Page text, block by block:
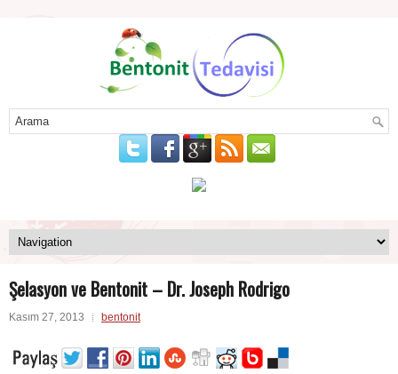
Şelasyon ve Bentonit – Dr. Joseph Rodrigo
Kasım 27, 2013 bentonit